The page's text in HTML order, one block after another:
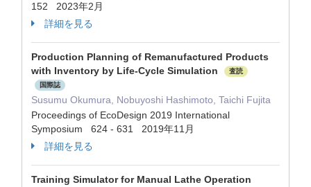
152 2023年2月
詳細を見る
Production Planning of Remanufactured Products
with Inventory by Life-Cycle Simulation
査読
国際誌
Susumu Okumura, Nobuyoshi Hashimoto, Taichi Fujita
Proceedings of EcoDesign 2019 International
Symposium 624 - 631 2019年11月
詳細を見る
Training Simulator for Manual Lathe Operation